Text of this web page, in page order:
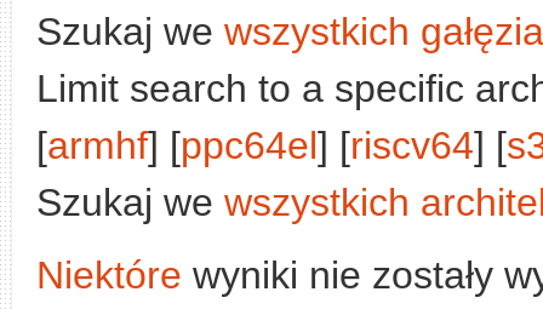
Szukaj we wszystkich
Limit search to a specific
[armhf] [ppc64el] [riscv64] [
Szukaj we wszystkich
Niektóre wyniki nie zostały